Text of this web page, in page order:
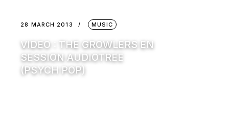
28 MARCH 2013 MUSIC
VIDEO : THE GROWLERS EN
SESSION AUDIOTREE
(PSYCH POP)